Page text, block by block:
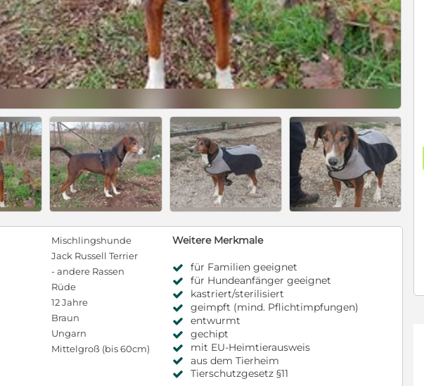
Mischlingshunde
Jack Russell Terrier
- andere Rassen
Rüde
12 Jahre
Braun
Ungarn
Mittelgroß (bis 60cm)
Weitere Merkmale
für Familien geeignet
für Hundeanfänger geeignet
kastriert/sterilisiert
geimpft (mind. Pflichtimpfungen)
entwurmt
gechipt
mit EU-Heimtierausweis
aus dem Tierheim
Tierschutzgesetz §11